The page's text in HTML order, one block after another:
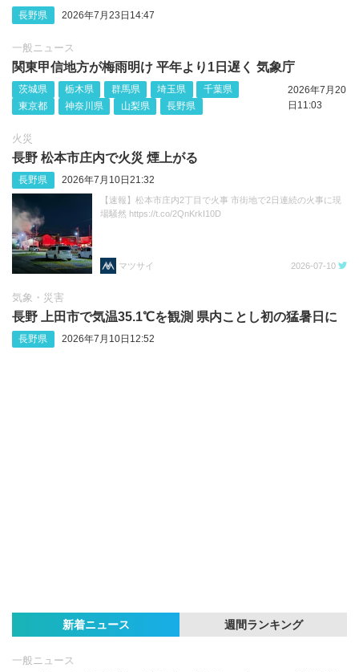
長野県 2026年7月23日14:47
一般ニュース
関東甲信地方が梅雨明け 平年より1日遅く 気象庁
茨城県 栃木県 群馬県 埼玉県
千葉県
東京都
神奈川県 山梨県 長野県
2026年7月20
日11:03
火災
長野 松本市庄内で火災 煙上がる
長野県 2026年7月10日21:32
【速報】松本市庄内2丁目で火事 市街地で2日連続の火事に現
場騒然 https://t.co/2QnKrkI10D
マツサイ 2026-07-10
気象・災害
長野 上田市で気温35.1℃を観測 県内ことし初の猛暑日に
長野県 2026年7月10日12:52
新着ニュース 週間ランキング
一般ニュース